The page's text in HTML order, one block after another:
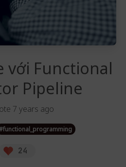
với Functional
Pipeline
7 years ago
functional_programming
24